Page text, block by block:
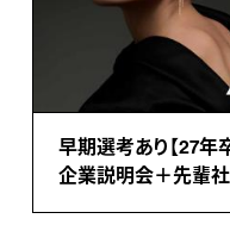
早期選考あり【27年
企業説明会＋先輩